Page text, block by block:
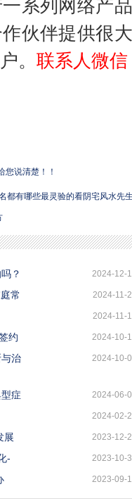
系列网络产
伙伴提供很
。 联系人微信
都有哪些最灵验的看阴宅风水先
？ 2024-12-
常 2024-11-
2024-11-
约 2024-10-
治 2024-10-
症 2024-06-
2024-02-
展 2023-12-
- 2023-10-
2023-09-